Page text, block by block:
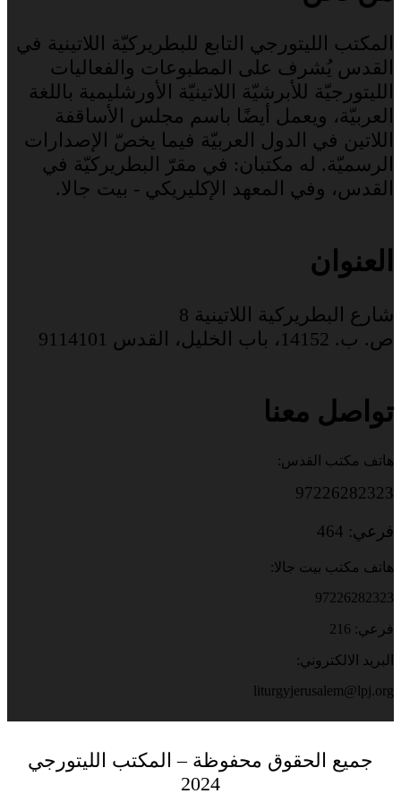
المكتب الليتورجي التابع للبطريركيّة اللاتينية في
القدس يُشرف على المطبوعات والفعاليات
الليتورجيّة للأبرشيّة اللاتينيّة الأورشليمية باللغة
العربيّة، ويعمل أيضًا باسم مجلس الأساقفة
اللاتين في الدول العربيّة فيما يخصّ الإصدارات
الرسميّة. له مكتبان: في مقرّ البطريركيّة في
القدس، وفي المعهد الإكليريكي - بيت جالا.
العنوان
شارع البطريركية اللاتينية 8
ص. ب. 14152، باب الخليل، القدس 9114101
تواصل معنا
هاتف مكتب القدس:
97226282323
فرعي: 464
هاتف مكتب بيت جالا:
97226282323
فرعي: 216
البريد الالكتروني:
liturgyjerusalem@lpj.org
جميع الحقوق محفوظة – المكتب الليتورجي
2024